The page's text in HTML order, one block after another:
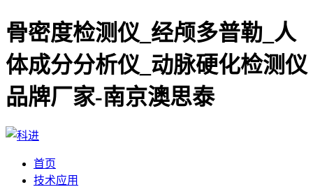
骨密度检测仪_经颅多普勒_人
体成分分析仪_动脉硬化检测仪
品牌厂家-南京澳思泰
首页
技术应用